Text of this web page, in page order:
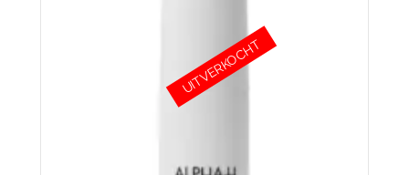
UITVERKOCHT